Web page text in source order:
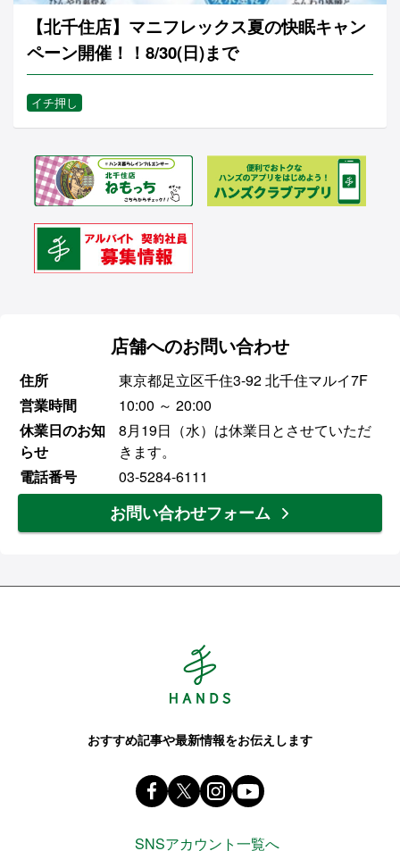
【北千住店】マニフレックス夏の快眠キャン
ペーン開催！！8/30(日)まで
イチ押し
店舗へのお問い合わせ
住所
東京都足立区千住3-92 北千住マルイ7F
営業時間
10:00 ～ 20:00
休業日のお知
らせ
8月19日（水）は休業日とさせていただ
きます。
電話番号
03-5284-6111
お問い合わせフォーム
おすすめ記事や最新情報をお伝えします
Facebook ハンズ公式ファンページ
X(旧 twitter) @Hands_official_
instagram
SNSアカウント一覧へ